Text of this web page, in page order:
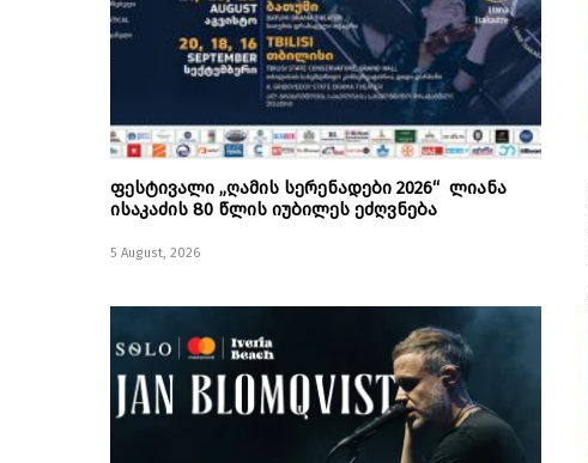
ფესტივალი „ღამის სერენადები 2026“ ლიანა
ისაკაძის 80 წლის იუბილეს ეძღვნება
5 August, 2026